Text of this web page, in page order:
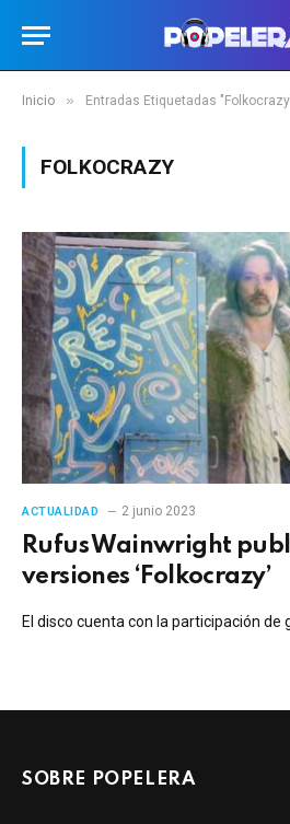
Inicio » Entradas Etiquetadas
FOLKOCRAZY
ACTUALIDAD 2 junio 2023
Rufus Wainwright
versiones ‘Folkocrazy’
El disco cuenta con la participación de
SOBRE POPELERA